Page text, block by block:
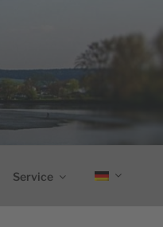
Service